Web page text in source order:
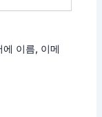
이름, 이메